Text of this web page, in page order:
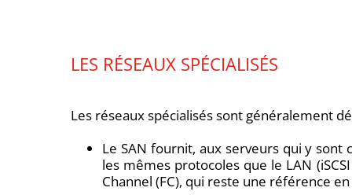
LES RÉSEAUX SPÉCIALISÉS
Les réseaux spécialisés sont généralement
Le SAN fournit, aux serveurs qui y sont
les mêmes protocoles que le LAN
Channel (FC), qui reste une référence